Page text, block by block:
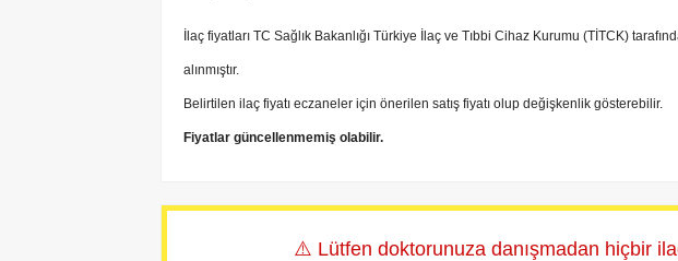
İlaç fiyatları TC Sağlık Bakanlığı Türkiye İlaç ve Tıbbi Cihaz Kurumu (TİTCK)
alınmıştır.
Belirtilen ilaç fiyatı eczaneler için önerilen satış fiyatı olup değişkenlik gösterebilir.
Fiyatlar güncellenmemiş olabilir.
⚠️ Lütfen doktorunuza danışmadan hiçbir